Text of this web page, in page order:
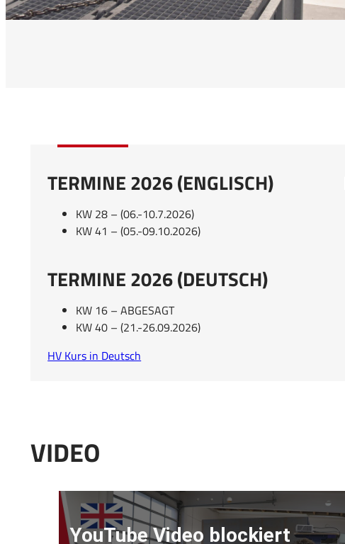
TERMINE 2026 (ENGLISCH)
KW 28 – (06.-10.7.2026)
KW 41 – (05.-09.10.2026)
TERMINE 2026 (DEUTSCH)
KW 16 – ABGESAGT
KW 40 – (21.-26.09.2026)
HV Kurs in Deutsch
VIDEO